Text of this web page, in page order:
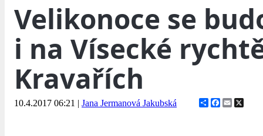
Velikonoce se
i na Vísecké
Kravařích
10.4.2017 06:21 | Jana Jermanová Jakubská ShareFacebook
Email